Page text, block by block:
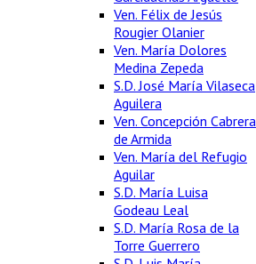
Ven. Félix de Jesús
Rougier Olanier
Ven. María Dolores
Medina Zepeda
S.D. José María Vilaseca
Aguilera
Ven. Concepción Cabrera
de Armida
Ven. María del Refugio
Aguilar
S.D. María Luisa
Godeau Leal
S.D. María Rosa de la
Torre Guerrero